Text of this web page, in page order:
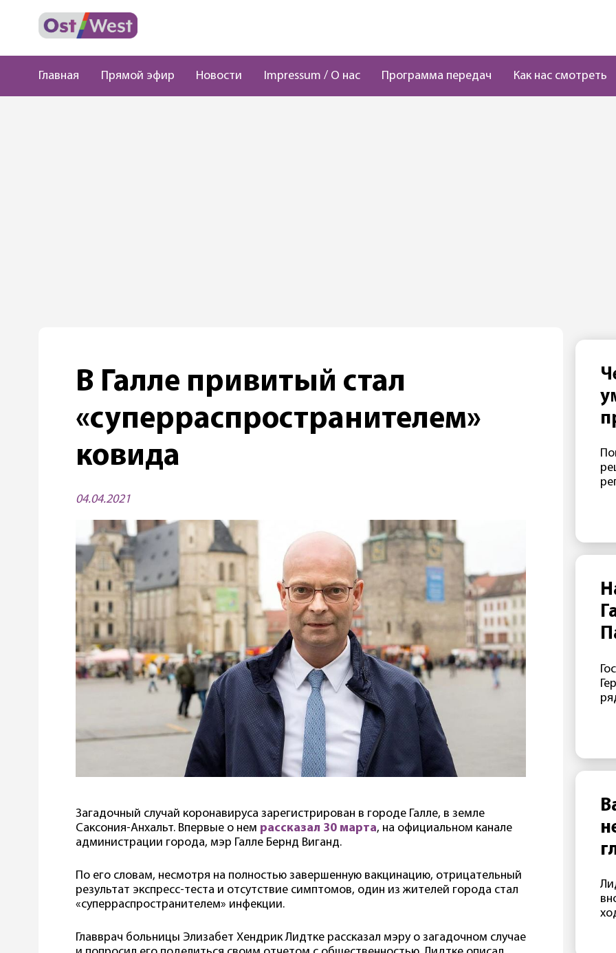
Главная Прямой эфир Новости Impressum / О нас Программа передач Как нас смотреть
В Галле привитый стал
«суперраспространителем»
ковида
04.04.2021
Загадочный случай коронавируса зарегистрирован в городе Галле, в земле
Саксония-Анхальт. Впервые о нем рассказал 30 марта, на официальном канале
администрации города, мэр Галле Бернд Виганд.
По его словам, несмотря на полностью завершенную вакцинацию, отрицательный
результат экспресс-теста и отсутствие симптомов, один из жителей города стал
«суперраспространителем» инфекции.
Главврач больницы Элизабет Хендрик Лидтке рассказал мэру о загадочном случае
—